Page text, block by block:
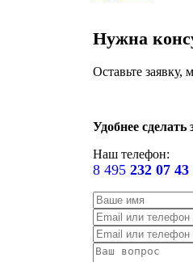
Нужна
Оставьте
Удобнее сделать
Наш телефон:
8 495 232 07 43